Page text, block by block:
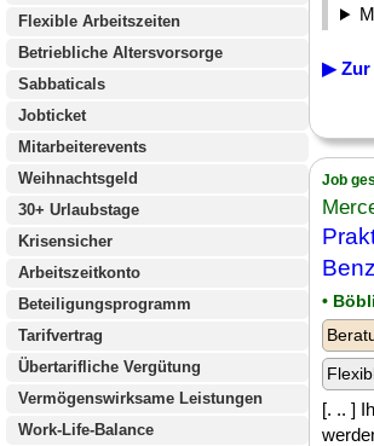
Flexible Arbeitszeiten
Betriebliche Altersvorsorge
Sabbaticals
Jobticket
Mitarbeiterevents
Weihnachtsgeld
30+ Urlaubstage
Krisensicher
Arbeitszeitkonto
Beteiligungsprogramm
Tarifvertrag
Übertarifliche Vergütung
Vermögenswirksame Leistungen
Work-Life-Balance
▶ Zur
Job
•
[. .. ]